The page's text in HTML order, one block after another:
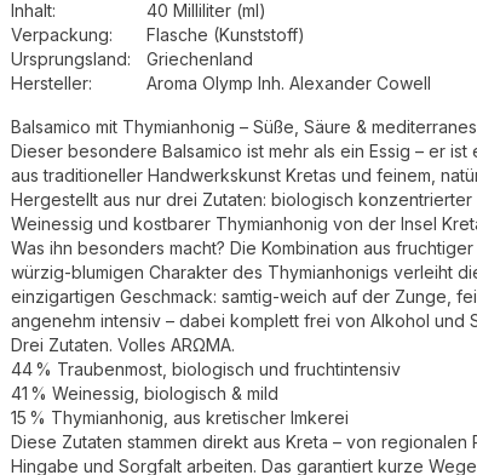
Inhalt:
40 Milliliter (ml)
Verpackung:
Flasche (Kunststoff)
Ursprungsland:
Griechenland
Hersteller: Aroma Olymp Inh. Alexander Cowell
Balsamico mit Thymianhonig – Süße, Säure &
Dieser besondere Balsamico ist mehr als ein Essig – er
aus traditioneller Handwerkskunst Kretas und feinem,
Hergestellt aus nur drei Zutaten: biologisch
Weinessig und kostbarer Thymianhonig von der Insel
Was ihn besonders macht? Die Kombination aus
würzig-blumigen Charakter des Thymianhonigs verleiht
einzigartigen Geschmack: samtig-weich auf der Zunge,
angenehm intensiv – dabei komplett frei von Alkohol und
Drei Zutaten. Volles ARΩMA.
44 % Traubenmost, biologisch und fruchtintensiv
41 % Weinessig, biologisch & mild
15 % Thymianhonig, aus kretischer Imkerei
Diese Zutaten stammen direkt aus Kreta – von regionalen
Hingabe und Sorgfalt arbeiten. Das garantiert kurze